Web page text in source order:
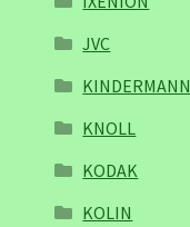
JVC
KINDERMANN
KNOLL
KODAK
KOLIN